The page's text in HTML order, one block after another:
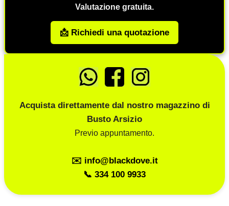
Valutazione gratuita.
📩 Richiedi una quotazione
Acquista direttamente dal nostro magazzino di
Busto Arsizio
Previo appuntamento.
✉️ info@blackdove.it
📞 334 100 9933